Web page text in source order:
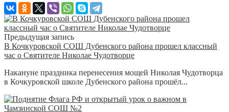
Предыдущая запись
В Кочкуровской СОШ Дубенского района прошел классный
час о Святителе Николае Чудотворце
Накануне праздника перенесения мощей Николая Чудотворца
в Кочкуровской школе Дубенского района прошёл...